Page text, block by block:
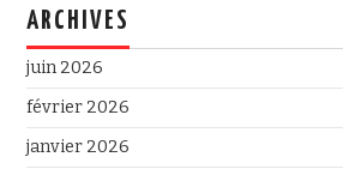
ARCHIVES
juin 2026
février 2026
janvier 2026